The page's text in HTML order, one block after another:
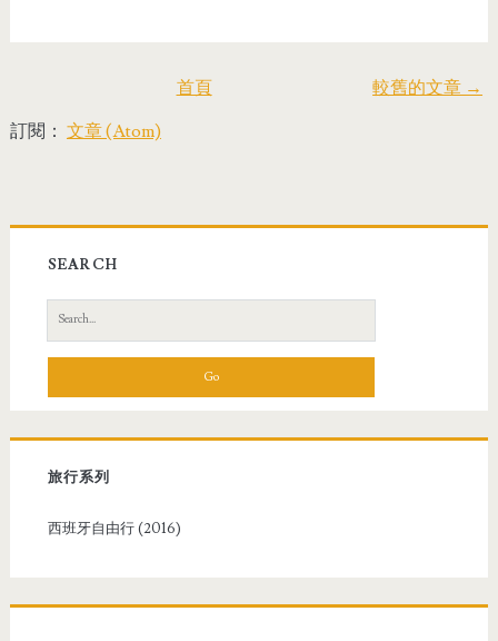
較舊的文章 →
首頁
訂閱： 文章 (Atom)
SEARCH
e
r
h
f
r
旅行系列
西班牙自由行 (2016)